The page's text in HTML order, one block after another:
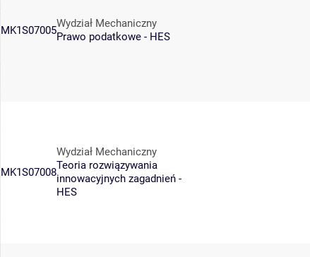
MK1S07005
Wydział Mechaniczny
Prawo podatkowe - HES
MK1S07008
Wydział Mechaniczny
Teoria rozwiązywania
innowacyjnych zagadnień -
HES